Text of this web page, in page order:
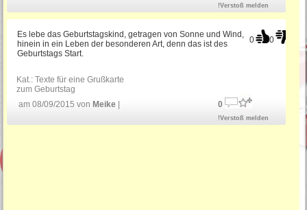
!Verstoß melden
0 0
Es lebe das Geburtstagskind, getragen von Sonne und Wind,
hinein in ein Leben der besonderen Art, denn das ist des
Geburtstags Start.
Kat.:Texte für eine Grußkarte
zum Geburtstag
am 08/09/2015 von Meike 0
!Verstoß melden